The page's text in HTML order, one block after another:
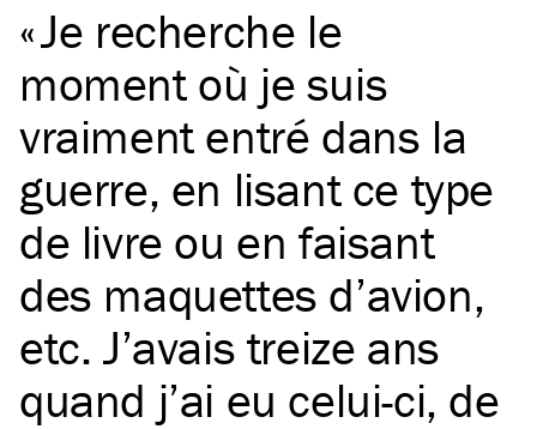
Je recherche le
moment où je suis
vraiment entré dans la
guerre, en lisant ce type
de livre ou en faisant
des maquettes d’avion,
etc. J’avais treize ans
quand j’ai eu celui-ci, de